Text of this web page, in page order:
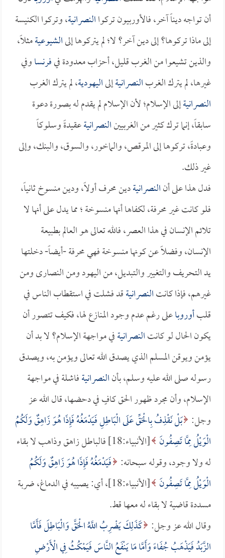
أن تواجه ديناً آخر، فالأوربيون تركواالنصرانية، وتركوا الكنيسة
إلى ماذا تركوها؟ إلى دين آخر؟ لا؛ لم يتركوها إلىالشيوعيةمثلاً،
والذين تشيعوا من الغرب قليل، أحزاب معدودة فيفرنساوفي
غيرها، لم يترك الغربالنصرانيةإلىاليهودية، لم يترك الغرب
النصرانيةإلى الإسلام؛ لأن الإسلام لم يقدم له بصورة دعوة
سابقاً، إنما ترك كثير من الغربيينالنصرانيةعقيدةً وسلوكاً
وعبادةً، تركوها إلى المرقص، والماخور، والسوق، والبنك، وإلى
غير ذلك.
فدل هذا على أنالنصرانيةدين محرف أولاً، ودين منسوخ ثانياً،
فلو كانت غير محرفة، لكفاها أنها منسوخة ؛ مما يدل على أنها لا
تلائم الإنسان في هذا العصر، فالله تعالى هو العالم بطبيعة
الإنسان، وفضلاً عن كونها منسوخة فهي محرفة -أيضاً- دخلتها
يد التحريف والتغيير والتبديل، من اليهود ومن النصارى ومن
غيرهم، فإذا كانتالنصرانيةقد فشلت في استقطاب الناس في
قلبأوروباعلى رغم عدم وجود المنازع لها، فكيف تتصور أن
يكون الحال لو كانتالنصرانيةفي مواجهة الإسلام؟ لا بد أن
يؤمن ويوقن المسلم الذي يصدق الله تعالى ويؤمن به، ويصدق
رسوله صلى الله عليه وسلم، بأنالنصرانيةفاشلة في مواجهة
الإسلام، وأن مجرد ظهور الحق كافٍ في دحضها، قال الله عز
وجل: بَلْ نَقْذِفُ بِالْحَقِّ عَلَى الْبَاطِلِ فَيَدْمَغُهُ فَإِذَا هُوَ زَاهِقٌ وَلَكُمُ
الْوَيْلُ مِمَّا تَصِفُونَ
[الأنبياء:18] فالباطل زاهق وذاهب لا بقاء
له ولا وجود، وقوله سبحانه: فَيَدْمَغُهُ فَإِذَا هُوَ زَاهِقٌ وَلَكُمُ
الْوَيْلُ مِمَّا تَصِفُونَ
[الأنبياء:18]، أي: يصيبه في الدماغ، ضربة
مسددة قاضية لا بقاء له معها قط.
وقال الله عز وجل: كَذَلِكَ يَضْرِبُ اللَّهُ الْحَقَّ وَالْبَاطِلَ فَأَمَّا
الزَّبَدُ فَيَذْهَبُ جُفَاءً وَأَمَّا مَا يَنْفَعُ النَّاسَ فَيَمْكُثُ فِي الْأَرْضِ